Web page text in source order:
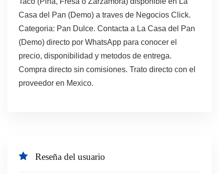
Casa del Pan (Demo) a traves de Negocios Click.
Categoria: Pan Dulce. Contacta a La Casa del Pan
(Demo) directo por WhatsApp para conocer el
precio, disponibilidad y metodos de entrega.
Compra directo sin comisiones. Trato directo con el
proveedor en Mexico.
Reseña del usuario